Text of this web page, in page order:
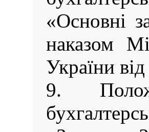
«Основні
наказом
України
9.